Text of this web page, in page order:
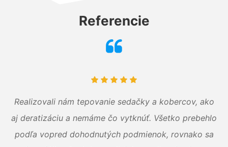
Referencie
Realizovali nám tepovanie sedačky a kobercov, ako
aj deratizáciu a nemáme čo vytknúť. Všetko prebehlo
podľa vopred dohodnutých podmienok, rovnako sa